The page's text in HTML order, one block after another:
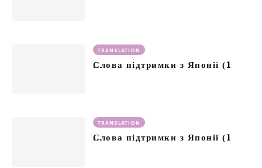
TRANSLATION
Слова підтримки з Японії (1
TRANSLATION
Слова підтримки з Японії (1